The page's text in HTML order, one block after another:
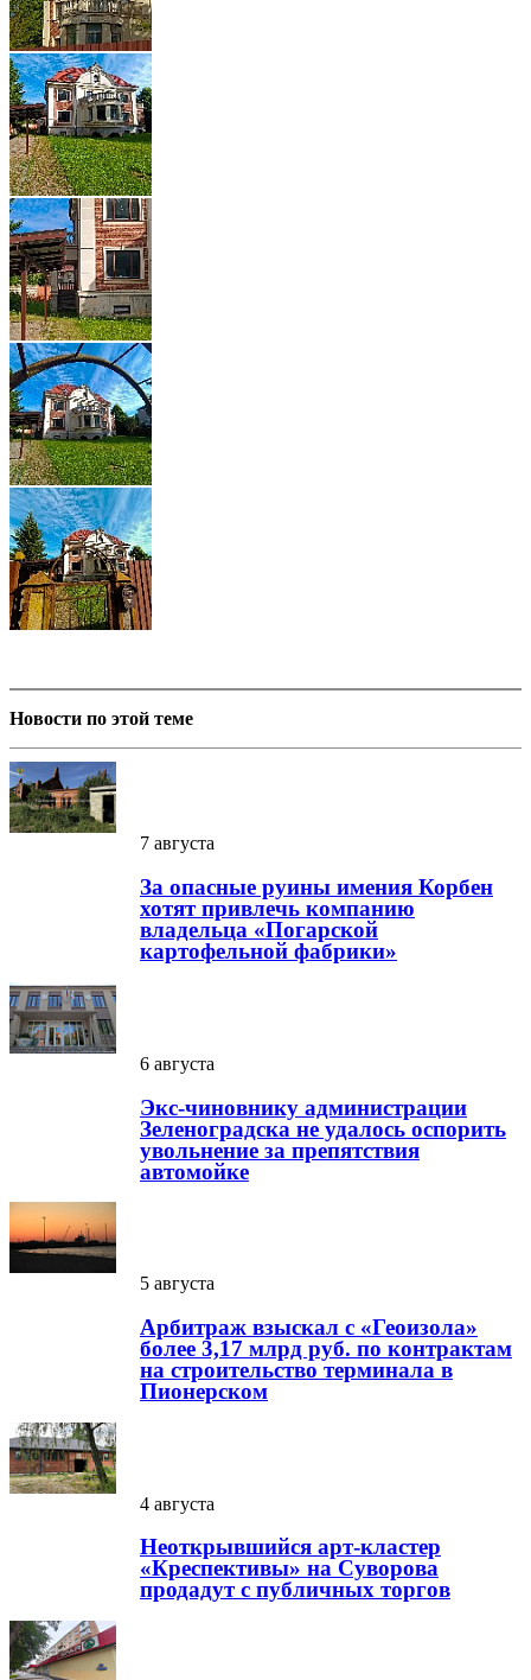
Новости по этой теме
7 августа
За опасные руины имения Корбен
хотят привлечь компанию
владельца «Погарской
картофельной фабрики»
6 августа
Экс-чиновнику администрации
Зеленоградска не удалось оспорить
увольнение за препятствия
автомойке
5 августа
Арбитраж взыскал с «Геоизола»
более 3,17 млрд руб. по контрактам
на строительство терминала в
Пионерском
4 августа
Неоткрывшийся арт-кластер
«Креспективы» на Суворова
продадут с публичных торгов